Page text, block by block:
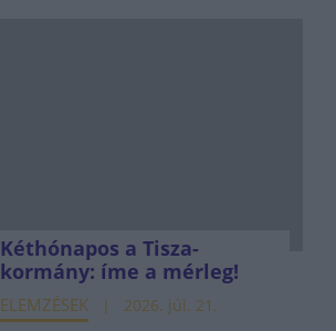
Kéthónapos a Tisza-
kormány: íme a mérleg!
ELEMZÉSEK 2026. júl. 21.